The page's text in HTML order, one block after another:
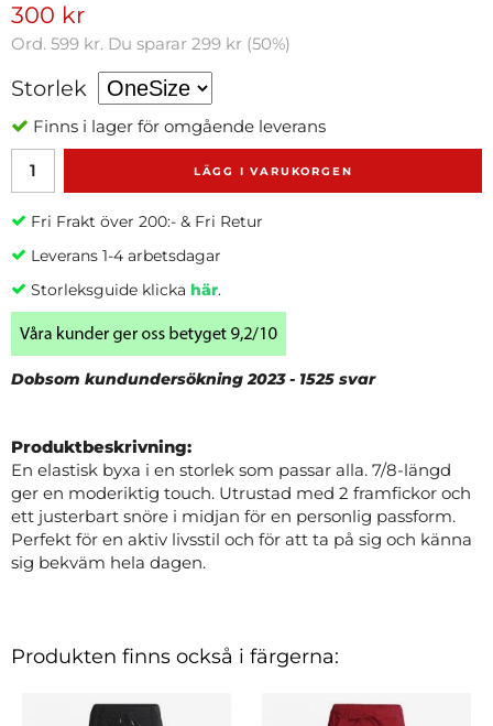
300 kr
Ord. 599 kr. Du sparar 299 kr (50%)
Storlek
Finns i lager för omgående leverans
LÄGG I VARUKORGEN
Fri Frakt över 200:- & Fri Retur
Leverans 1-4 arbetsdagar
Storleksguide klicka här.
Dobsom kundundersökning 2023 - 1525 svar
Produktbeskrivning:
En elastisk byxa i en storlek som passar alla. 7/8-längd
ger en moderiktig touch. Utrustad med 2 framfickor och
ett justerbart snöre i midjan för en personlig passform.
Perfekt för en aktiv livsstil och för att ta på sig och känna
sig bekväm hela dagen.
Produkten finns också i färgerna: